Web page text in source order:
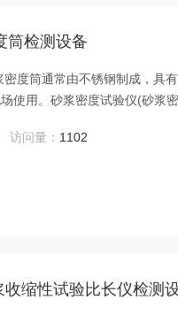
筒检测设备
度筒通常由不锈钢制成，具
使用‌。砂浆密度试验仪(砂浆
访问量： 1102
缩性试验比长仪检测